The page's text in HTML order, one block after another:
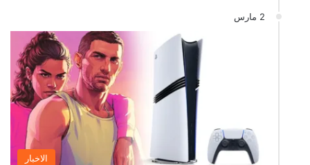
2 مارس
الاخبار